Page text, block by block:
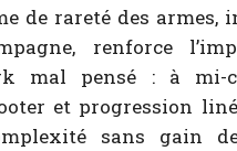
de rareté des armes,
renforce
mal pensé : à mi-
et progression
sans gain